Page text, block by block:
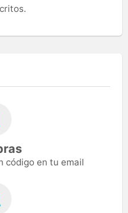
código en tu email